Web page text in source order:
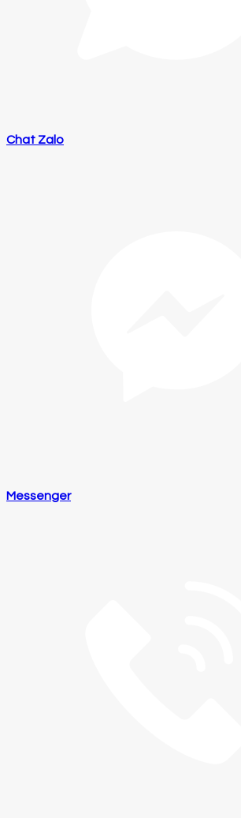
Chat Zalo
Messenger